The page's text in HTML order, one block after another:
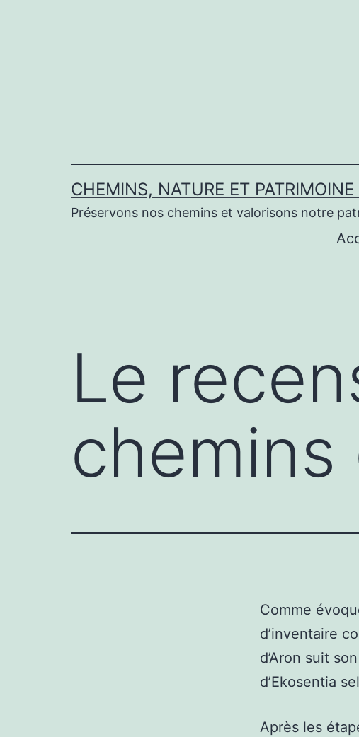
CHEMINS, NATURE ET
Préservons nos chemins et valorisons notre
Le
chemins
Comme
d’inventaire
d’Aron suit
d’Ekosentia
Après les